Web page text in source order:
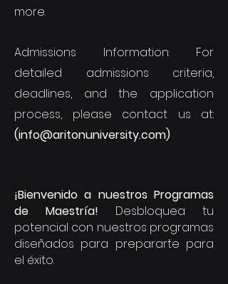
more.
Admissions Information: For
detailed admissions criteria,
deadlines, and the application
process, please contact us at:
(info@aritonuniversity.com)
¡Bienvenido a nuestros Programas
de Maestría! Desbloquea tu
potencial con nuestros programas
diseñados para prepararte para
el éxito.